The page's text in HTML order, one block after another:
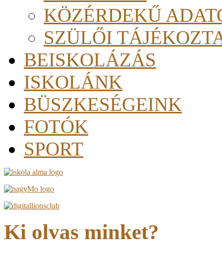
KÖZÉRDEKŰ
SZÜLŐI
BEISKOLÁZÁS
ISKOLÁNK
BÜSZKESÉGEINK
FOTÓK
SPORT
Ki olvas minket?